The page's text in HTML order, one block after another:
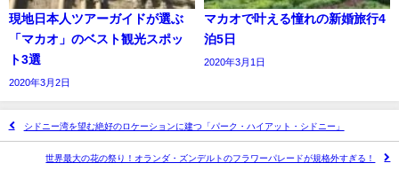
現地日本人ツアーガイドが選ぶ
「マカオ」のベスト観光スポッ
ト3選
2020年3月2日
マカオで叶える憧れの新婚旅行4
泊5日
2020年3月1日
シドニー湾を望む絶好のロケーションに建つ「パーク・ハイアット・シドニー」
世界最大の花の祭り！オランダ・ズンデルトのフラワーパレードが規格外すぎる！